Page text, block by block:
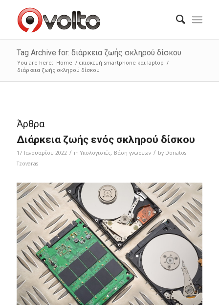
Tag Archive for: διάρκεια ζωής σκληρού δίσκου
You are here: Home / επισκευή smartphone και laptop /
διάρκεια ζωής σκληρού δίσκου
Άρθρα
Διάρκεια ζωής ενός σκληρού δίσκου
17 Ιανουαρίου 2022 / in Υπολογιστές, Bάση γνωσεων / by Donatos
Tzovaras